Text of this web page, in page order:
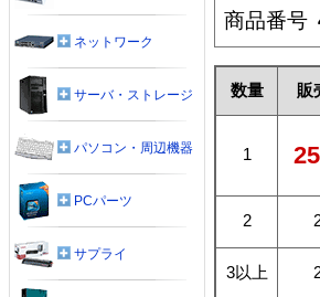
商品番号
数量 販
1
2
3以上
ネットワーク
サーバ・ストレージ
パソコン・周辺機器
PCパーツ
サプライ